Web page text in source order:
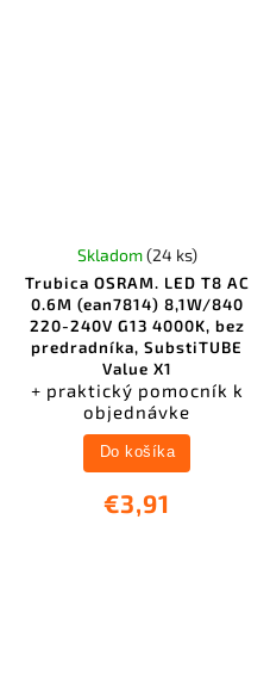
Trubica OSRAM. LED T8 AC
0.6M (ean7814) 8,1W/840
220-240V G13 4000K, bez
predradníka, SubstiTUBE
Value X1
+ praktický pomocník k
objednávke
Skladom(24 ks)
€3,91
Do košíka